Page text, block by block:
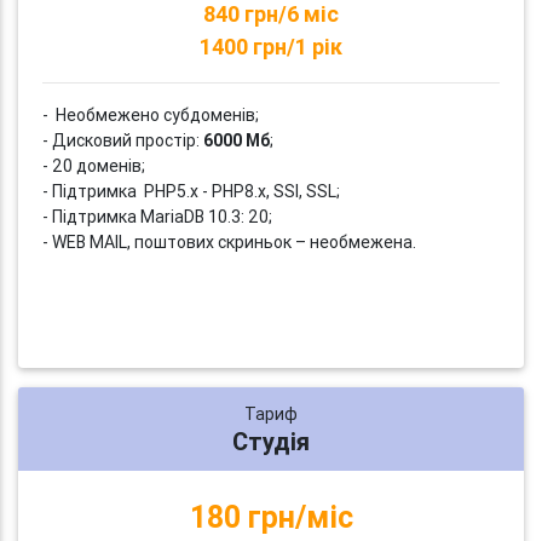
840 грн/6 міс
1400 грн/1 рік
- Необмежено субдоменів;
- Дисковий простір: 6000 Мб;
- 20 доменів;
- Підтримка PHP5.x - PHP8.x, SSI, SSL;
- Підтримка MariaDB 10.3: 20;
- WEB MAIL, поштових скриньок – необмежена.
Тариф
Студія
180 грн/міс